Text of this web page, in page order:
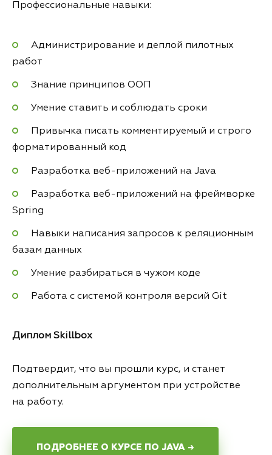
Профессиональные навыки:
Администрирование и деплой пилотных
работ
Знание принципов ООП
Умение ставить и соблюдать сроки
Привычка писать комментируемый и строго
форматированный код
Разработка веб-приложений на Java
Разработка веб-приложений на фреймворке
Spring
Навыки написания запросов к реляционным
базам данных
Умение разбираться в чужом коде
Работа с системой контроля версий Git
Диплом Skillbox
Подтвердит, что вы прошли курс, и станет
дополнительным аргументом при устройстве
на работу.
ПОДРОБНЕЕ О КУРСЕ ПО JAVA →